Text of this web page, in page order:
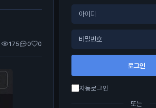
175 0 0
로그인
자동로그인
또는